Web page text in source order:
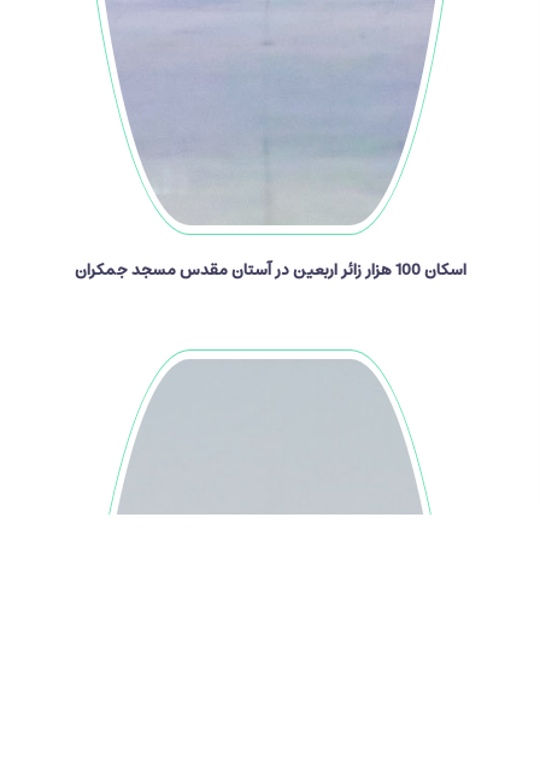
اسکان 100 هزار زائر اربعین در آستان مقدس مسجد جمکران